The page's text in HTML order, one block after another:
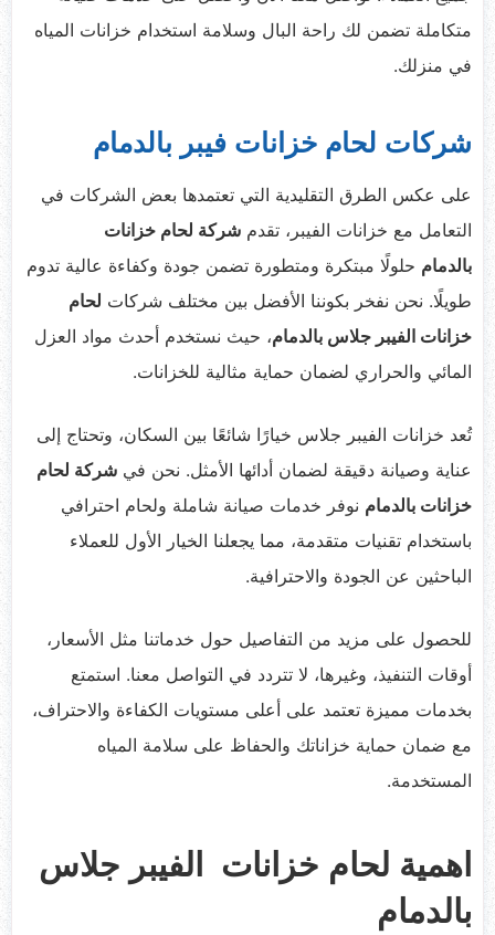
متكاملة تضمن لك راحة البال وسلامة استخدام خزانات المياه
في منزلك.
شركات لحام خزانات فيبر بالدمام
على عكس الطرق التقليدية التي تعتمدها بعض الشركات في
التعامل مع خزانات الفيبر، تقدم شركة لحام خزانات
بالدمام حلولًا مبتكرة ومتطورة تضمن جودة وكفاءة عالية تدوم
طويلًا. نحن نفخر بكوننا الأفضل بين مختلف شركات لحام
خزانات الفيبر جلاس بالدمام، حيث نستخدم أحدث مواد العزل
المائي والحراري لضمان حماية مثالية للخزانات.
تُعد خزانات الفيبر جلاس خيارًا شائعًا بين السكان، وتحتاج إلى
عناية وصيانة دقيقة لضمان أدائها الأمثل. نحن في شركة لحام
خزانات بالدمام نوفر خدمات صيانة شاملة ولحام احترافي
باستخدام تقنيات متقدمة، مما يجعلنا الخيار الأول للعملاء
الباحثين عن الجودة والاحترافية.
للحصول على مزيد من التفاصيل حول خدماتنا مثل الأسعار،
أوقات التنفيذ، وغيرها، لا تتردد في التواصل معنا. استمتع
بخدمات مميزة تعتمد على أعلى مستويات الكفاءة والاحتراف،
مع ضمان حماية خزاناتك والحفاظ على سلامة المياه
المستخدمة.
اهمية لحام خزانات الفيبر جلاس
بالدمام